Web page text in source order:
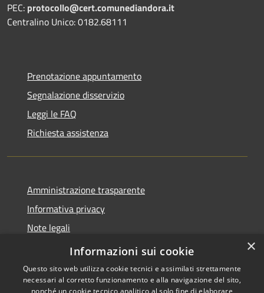
PEC: protocollo@cert.comunediandora.it
Centralino Unico: 0182.68111
Prenotazione appuntamento
Segnalazione disservizio
Leggi le FAQ
Richiesta assistenza
Amministrazione trasparente
Informativa privacy
Note legali
Dichiarazione di accessibilità
×
Informazioni sui cookie
Questo sito web utilizza cookie tecnici e assimilati strettamente
necessari al corretto funzionamento e alla navigazione del sito,
nonché un cookie tecnico analitico al solo fine di elaborare